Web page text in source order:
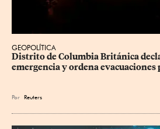
GEOPOLÍTICA
Distrito de Columbia Británica
emergencia y ordena
Por Reuters